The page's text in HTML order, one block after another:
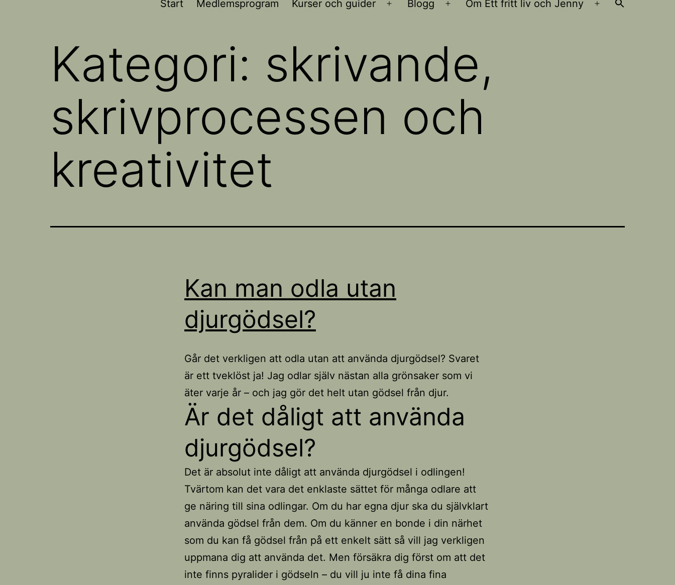
Start Medlemsprogram Kurser och guider
Öppna
Blogg
Öppna
Om Ett fritt liv och Jenny
Öppna
Kategori: skrivande,
skrivprocessen och
kreativitet
Kan man odla utan
djurgödsel?
Går det verkligen att odla utan att använda djurgödsel? Svaret
är ett tveklöst ja! Jag odlar själv nästan alla grönsaker som vi
äter varje år – och jag gör det helt utan gödsel från djur.
Är det dåligt att använda
djurgödsel?
Det är absolut inte dåligt att använda djurgödsel i odlingen!
Tvärtom kan det vara det enklaste sättet för många odlare att
ge näring till sina odlingar. Om du har egna djur ska du självklart
använda gödsel från dem. Om du känner en bonde i din närhet
som du kan få gödsel från på ett enkelt sätt så vill jag verkligen
uppmana dig att använda det. Men försäkra dig först om att det
inte finns pyralider i gödseln – du vill ju inte få dina fina